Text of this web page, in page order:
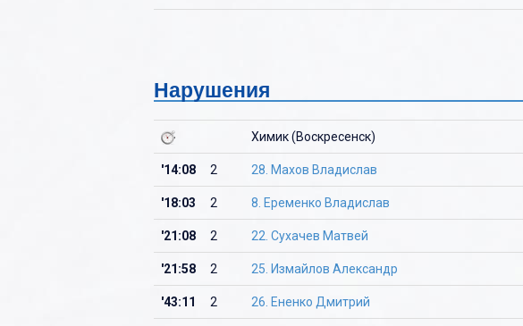
Нарушения
Химик (Воскресенск)
'14:08 2 28. Махов Владислав
'18:03 2 8. Еременко Владислав
'21:08 2 22. Сухачев Матвей
'21:58 2 25. Измайлов Александр
'43:11 2 26. Ененко Дмитрий